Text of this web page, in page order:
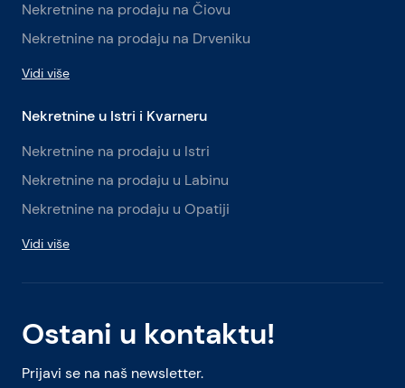
Ostani u kontaktu!
Prijavi se na naš newsletter.
Nekretnine na prodaju na Čiovu
Nekretnine na prodaju na Drveniku
Vidi više
Nekretnine u Istri i Kvarneru
Nekretnine na prodaju u Istri
Nekretnine na prodaju u Labinu
Nekretnine na prodaju u Opatiji
Vidi više